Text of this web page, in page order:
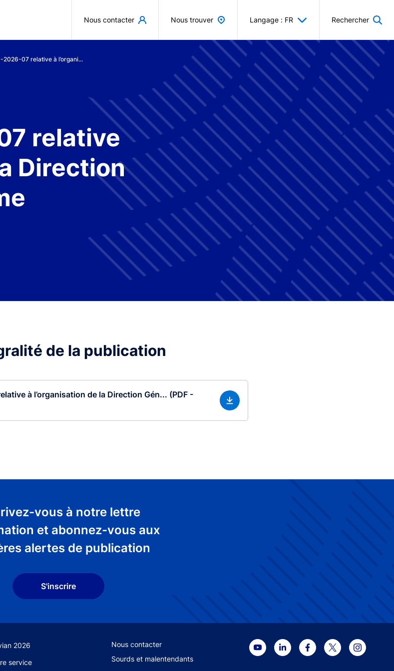
Nous contacter Nous trouver Langage : FR Rechercher
2026-07 relative à l’organi...
relative
Direction
de la publication
à l’organisation de la Direction Gén... (PDF -
vous à notre lettre
et abonnez-vous aux
alertes de publication
S'inscrire
2026
service
Footer secondary menu
Nous contacter
Sourds et malentendants